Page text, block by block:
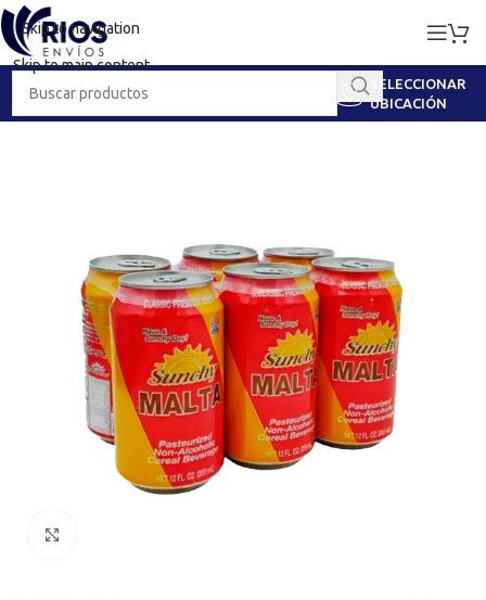
Skip to navigation
Skip to main content
SELECCIONAR
UBICACIÓN